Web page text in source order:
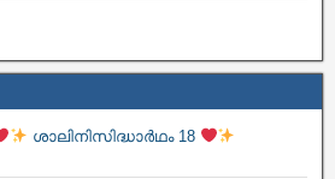
ശാലിനിസിദ്ധാർഥം 18